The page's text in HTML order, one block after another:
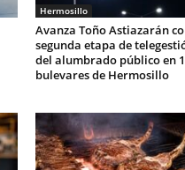
Hermosillo
Avanza Toño Astiazarán
segunda etapa de
del alumbrado público en
bulevares de Hermosillo